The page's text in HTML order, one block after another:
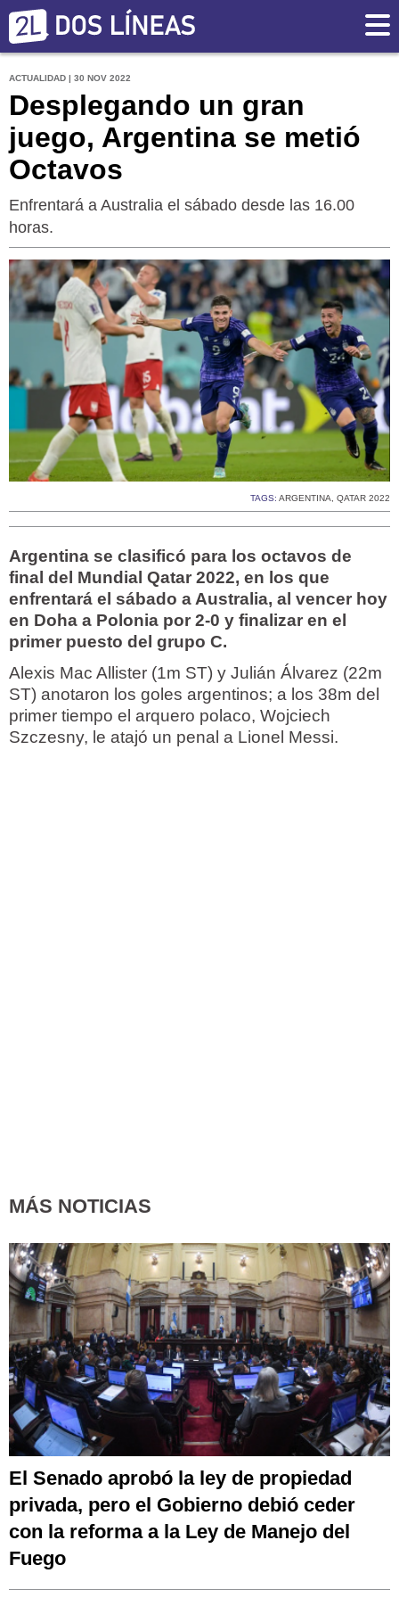
ACTUALIDAD | 30 NOV 2022
Desplegando un gran
juego, Argentina se metió
Octavos
Enfrentará a Australia el sábado desde las 16.00
horas.
TAGS: ARGENTINA, QATAR 2022
Argentina se clasificó para los octavos de
final del Mundial Qatar 2022, en los que
enfrentará el sábado a Australia, al vencer hoy
en Doha a Polonia por 2-0 y finalizar en el
primer puesto del grupo C.
Alexis Mac Allister (1m ST) y Julián Álvarez (22m
ST) anotaron los goles argentinos; a los 38m del
primer tiempo el arquero polaco, Wojciech
Szczesny, le atajó un penal a Lionel Messi.
MÁS NOTICIAS
El Senado aprobó la ley de propiedad
privada, pero el Gobierno debió ceder
con la reforma a la Ley de Manejo del
Fuego